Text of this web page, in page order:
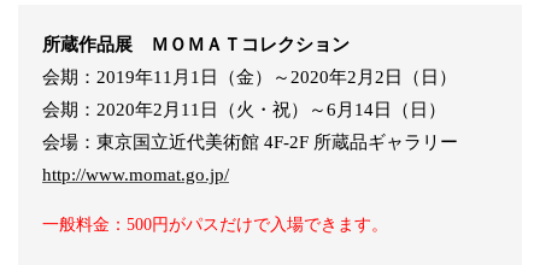
所蔵作品展 ＭＯＭＡＴコレクション
会期：2019年11月1日（金）～2020年2月2日（日）
会期：2020年2月11日（火・祝）～6月14日（日）
会場：東京国立近代美術館 4F-2F 所蔵品ギャラリー
http://www.momat.go.jp/
一般料金：500円がパスだけで入場できます。